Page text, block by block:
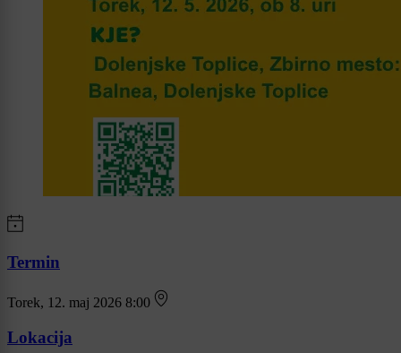
Termin
Torek, 12. maj 2026 8:00
Lokacija